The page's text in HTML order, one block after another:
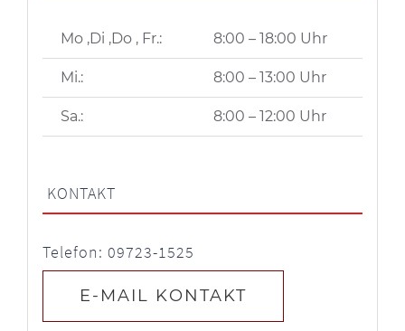
Mo ,Di ,Do , Fr.: 8:00 – 18:00 Uhr
Mi.: 8:00 – 13:00 Uhr
Sa.: 8:00 – 12:00 Uhr
KONTAKT
Telefon: 09723-1525
E-MAIL KONTAKT